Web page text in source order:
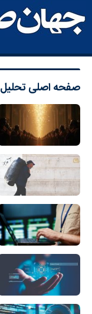
صفحه اصلیتحلیل